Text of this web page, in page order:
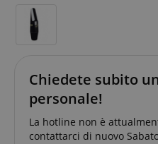
Chiedete subito
personale!
La hotline non è
contattarci di nuovo